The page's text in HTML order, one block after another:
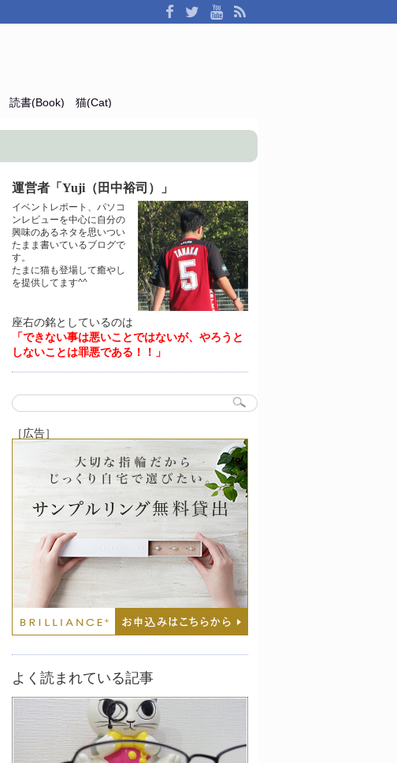
読書(Book) 猫(Cat)
運営者「Yuji（田中裕司）」
イベントレポート、パソコ
ンレビューを中心に自分の
興味のあるネタを思いつい
たまま書いているブログで
す。
たまに猫も登場して癒やし
を提供してます^^
座右の銘としているのは
「できない事は悪いことではないが、やろうと
しないことは罪悪である！！」
［広告］
よく読まれている記事